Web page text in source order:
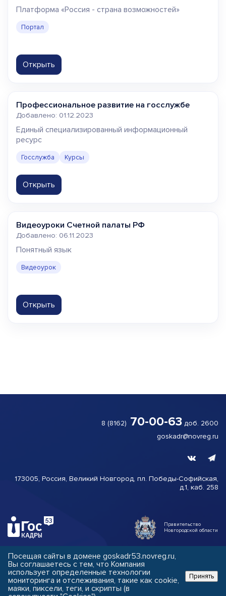
Платформа «Россия - страна возможностей»
Портал
Открыть
Профессиональное развитие на госслужбе
Добавлено: 01.12.2023
Единый специализированный информационный
ресурс
Госслужба Курсы
Открыть
Видеоуроки Счетной палаты РФ
Добавлено: 06.11.2023
Понятный язык
Видеоурок
Открыть
Правительство
Новгородской области
8 (8162) 70-00-63 доб. 2600
goskadr@novreg.ru
173005, Россия, Великий Новгород, пл. Победы-Софийская,
д.1, каб. 258
Копирование материалов сайта возможно только
с письменного разрешения администрации сайта
Использование персональных данных
Посещая сайты в домене goskadr53.novreg.ru,
Вы соглашаетесь с тем, что Компания
использует определенные технологии
мониторинга и отслеживания, такие как cookie,
маяки, пиксели, теги, и скрипты (в
Принять